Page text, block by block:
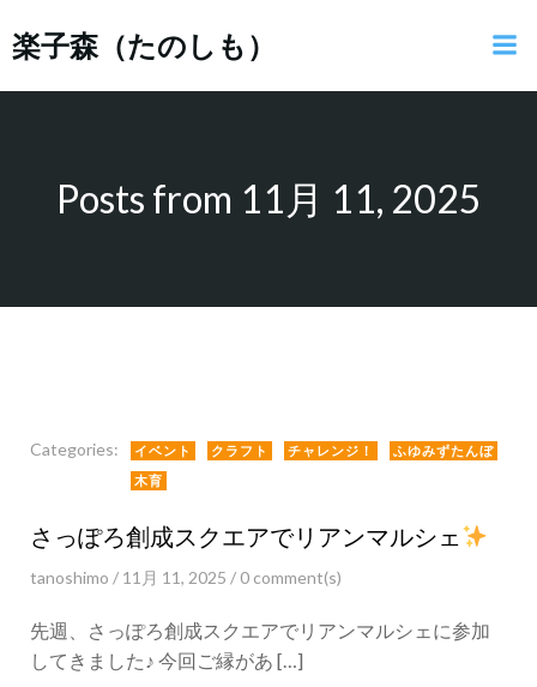
ン
ス
キ
楽子森（たのしも）
Posts from 11月 11, 2025
Categories: イベント クラフト チャレンジ！
ふゆみずたんぼ
木育
さっぽろ創成スクエアでリアンマルシェ
tanoshimo / 11月 11, 2025 / 0 comment(s)
先週、さっぽろ創成スクエアでリアンマルシェに参加
してきました♪ 今回ご縁があ […]